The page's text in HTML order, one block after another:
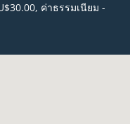
ค่าธรรมเนียม -